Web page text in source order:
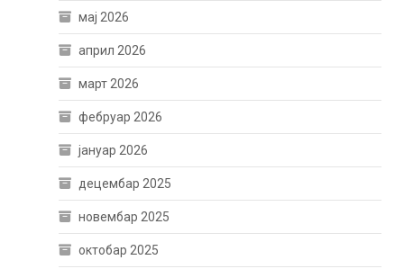
мај 2026
април 2026
март 2026
фебруар 2026
јануар 2026
децембар 2025
новембар 2025
октобар 2025